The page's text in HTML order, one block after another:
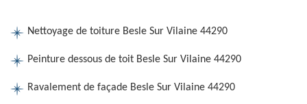
Nettoyage de toiture Besle Sur Vilaine 44290
Peinture dessous de toit Besle Sur Vilaine 44290
Ravalement de façade Besle Sur Vilaine 44290